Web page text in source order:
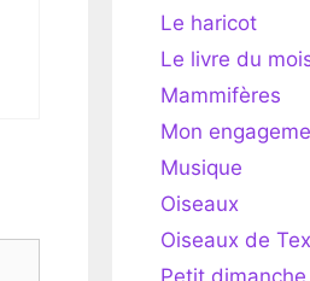
Le haricot
Le livre du
Mammifères
Mon
Musique
Oiseaux
Oiseaux de
Petit